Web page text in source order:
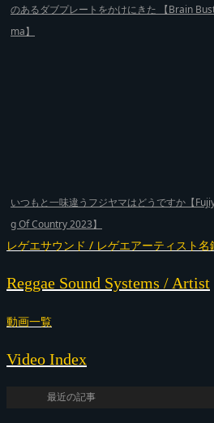
のあるダブプレートをかけにきた 【Brain
ma】
いつもと一味違うフジヤマはどうですか【
g Of Country 2023】
レゲエサウンド / レゲエアーティスト名
Reggae Sound Systems / Artist
動画一覧
Video Index
最近の記事